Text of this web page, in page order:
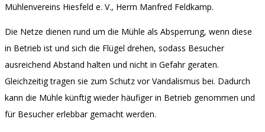
Mühlenvereins Hiesfeld e. V., Herrn Manfred Feldkamp.
Die Netze dienen rund um die Mühle als Absperrung, wenn diese
in Betrieb ist und sich die Flügel drehen, sodass Besucher
ausreichend Abstand halten und nicht in Gefahr geraten.
Gleichzeitig tragen sie zum Schutz vor Vandalismus bei. Dadurch
kann die Mühle künftig wieder häufiger in Betrieb genommen und
für Besucher erlebbar gemacht werden.